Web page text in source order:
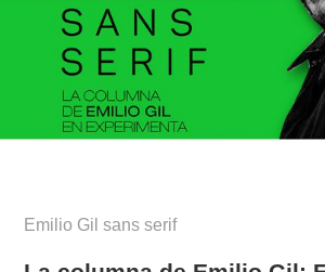
Emilio Gil sans serif